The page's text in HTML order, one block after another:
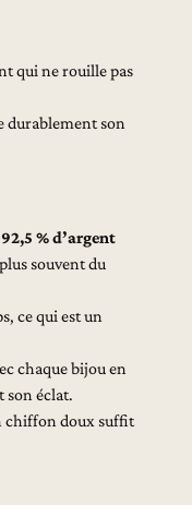
qui ne rouille pas
durablement son
92,5 % d’argent
souvent du
ce qui est un
chaque bijou en
son éclat.
chiffon doux suffit